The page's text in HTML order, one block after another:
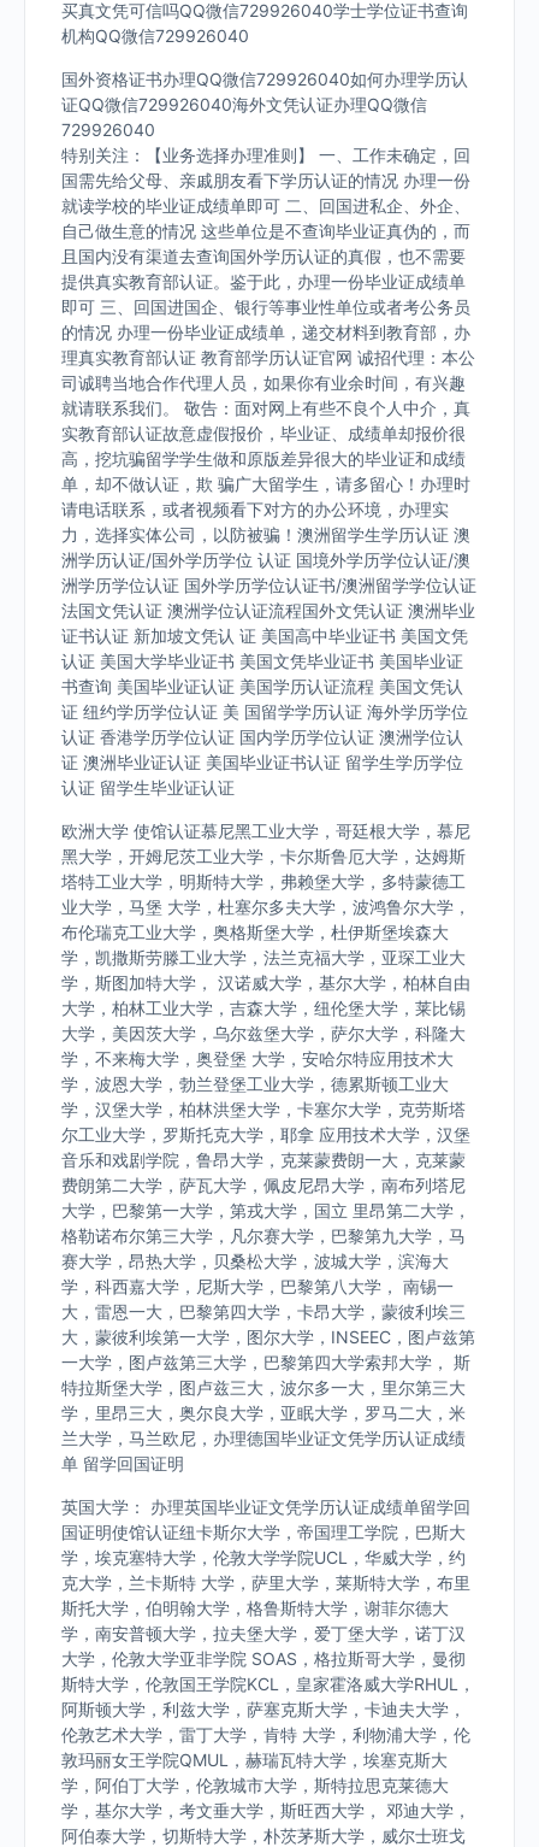
买真文凭可信吗QQ微信729926040学士学位证书查询
机构QQ微信729926040
国外资格证书办理QQ微信729926040如何办理学历认
证QQ微信729926040海外文凭认证办理QQ微信
729926040
特别关注：【业务选择办理准则】 一、工作未确定，回
国需先给父母、亲戚朋友看下学历认证的情况 办理一份
就读学校的毕业证成绩单即可 二、回国进私企、外企、
自己做生意的情况 这些单位是不查询毕业证真伪的，而
且国内没有渠道去查询国外学历认证的真假，也不需要
提供真实教育部认证。鉴于此，办理一份毕业证成绩单
即可 三、回国进国企、银行等事业性单位或者考公务员
的情况 办理一份毕业证成绩单，递交材料到教育部，办
理真实教育部认证 教育部学历认证官网 诚招代理：本公
司诚聘当地合作代理人员，如果你有业余时间，有兴趣
就请联系我们。 敬告：面对网上有些不良个人中介，真
实教育部认证故意虚假报价，毕业证、成绩单却报价很
高，挖坑骗留学学生做和原版差异很大的毕业证和成绩
单，却不做认证，欺 骗广大留学生，请多留心！办理时
请电话联系，或者视频看下对方的办公环境，办理实
力，选择实体公司，以防被骗！澳洲留学生学历认证 澳
洲学历认证/国外学历学位 认证 国境外学历学位认证/澳
洲学历学位认证 国外学历学位认证书/澳洲留学学位认证
法国文凭认证 澳洲学位认证流程国外文凭认证 澳洲毕业
证书认证 新加坡文凭认 证 美国高中毕业证书 美国文凭
认证 美国大学毕业证书 美国文凭毕业证书 美国毕业证
书查询 美国毕业证认证 美国学历认证流程 美国文凭认
证 纽约学历学位认证 美 国留学学历认证 海外学历学位
认证 香港学历学位认证 国内学历学位认证 澳洲学位认
证 澳洲毕业证认证 美国毕业证书认证 留学生学历学位
认证 留学生毕业证认证
欧洲大学 使馆认证慕尼黑工业大学，哥廷根大学，慕尼
黑大学，开姆尼茨工业大学，卡尔斯鲁厄大学，达姆斯
塔特工业大学，明斯特大学，弗赖堡大学，多特蒙德工
业大学，马堡 大学，杜塞尔多夫大学，波鸿鲁尔大学，
布伦瑞克工业大学，奥格斯堡大学，杜伊斯堡埃森大
学，凯撒斯劳滕工业大学，法兰克福大学，亚琛工业大
学，斯图加特大学， 汉诺威大学，基尔大学，柏林自由
大学，柏林工业大学，吉森大学，纽伦堡大学，莱比锡
大学，美因茨大学，乌尔兹堡大学，萨尔大学，科隆大
学，不来梅大学，奥登堡 大学，安哈尔特应用技术大
学，波恩大学，勃兰登堡工业大学，德累斯顿工业大
学，汉堡大学，柏林洪堡大学，卡塞尔大学，克劳斯塔
尔工业大学，罗斯托克大学，耶拿 应用技术大学，汉堡
音乐和戏剧学院，鲁昂大学，克莱蒙费朗一大，克莱蒙
费朗第二大学，萨瓦大学，佩皮尼昂大学，南布列塔尼
大学，巴黎第一大学，第戎大学，国立 里昂第二大学，
格勒诺布尔第三大学，凡尔赛大学，巴黎第九大学，马
赛大学，昂热大学，贝桑松大学，波城大学，滨海大
学，科西嘉大学，尼斯大学，巴黎第八大学， 南锡一
大，雷恩一大，巴黎第四大学，卡昂大学，蒙彼利埃三
大，蒙彼利埃第一大学，图尔大学，INSEEC，图卢兹第
一大学，图卢兹第三大学，巴黎第四大学索邦大学， 斯
特拉斯堡大学，图卢兹三大，波尔多一大，里尔第三大
学，里昂三大，奥尔良大学，亚眠大学，罗马二大，米
兰大学，马兰欧尼，办理德国毕业证文凭学历认证成绩
单 留学回国证明
英国大学： 办理英国毕业证文凭学历认证成绩单留学回
国证明使馆认证纽卡斯尔大学，帝国理工学院，巴斯大
学，埃克塞特大学，伦敦大学学院UCL，华威大学，约
克大学，兰卡斯特 大学，萨里大学，莱斯特大学，布里
斯托大学，伯明翰大学，格鲁斯特大学，谢菲尔德大
学，南安普顿大学，拉夫堡大学，爱丁堡大学，诺丁汉
大学，伦敦大学亚非学院 SOAS，格拉斯哥大学，曼彻
斯特大学，伦敦国王学院KCL，皇家霍洛威大学RHUL，
阿斯顿大学，利兹大学，萨塞克斯大学，卡迪夫大学，
伦敦艺术大学，雷丁大学，肯特 大学，利物浦大学，伦
敦玛丽女王学院QMUL，赫瑞瓦特大学，埃塞克斯大
学，阿伯丁大学，伦敦城市大学，斯特拉思克莱德大
学，基尔大学，考文垂大学，斯旺西大学， 邓迪大学，
阿伯泰大学，切斯特大学，朴茨茅斯大学，威尔士班戈